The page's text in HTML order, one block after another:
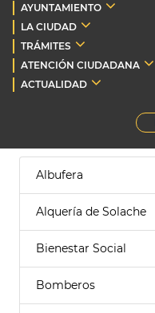
AYUNTAMIENTO
LA CIUDAD
TRÁMITES
ATENCIÓN CIUDADANA
ACTUALIDAD
Albufera
Alquería de Solache
Bienestar Social
Bomberos